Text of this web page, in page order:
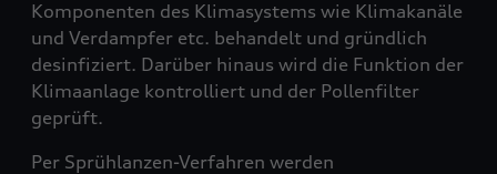
Komponenten des Klimasystems wie Klimakanäle
und Verdampfer etc. behandelt und gründlich
desinfiziert. Darüber hinaus wird die Funktion der
Klimaanlage kontrolliert und der Pollenfilter
geprüft.
Per Sprühlanzen-Verfahren werden